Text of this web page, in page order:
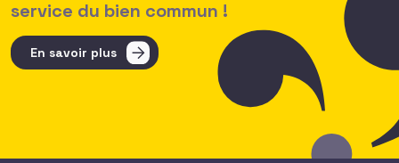
service du bien commun !
En savoir plus